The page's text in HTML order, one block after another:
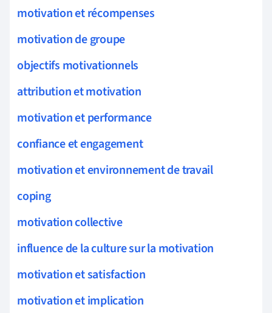
motivation et récompenses
motivation de groupe
objectifs motivationnels
attribution et motivation
motivation et performance
confiance et engagement
motivation et environnement de travail
coping
motivation collective
influence de la culture sur la motivation
motivation et satisfaction
motivation et implication